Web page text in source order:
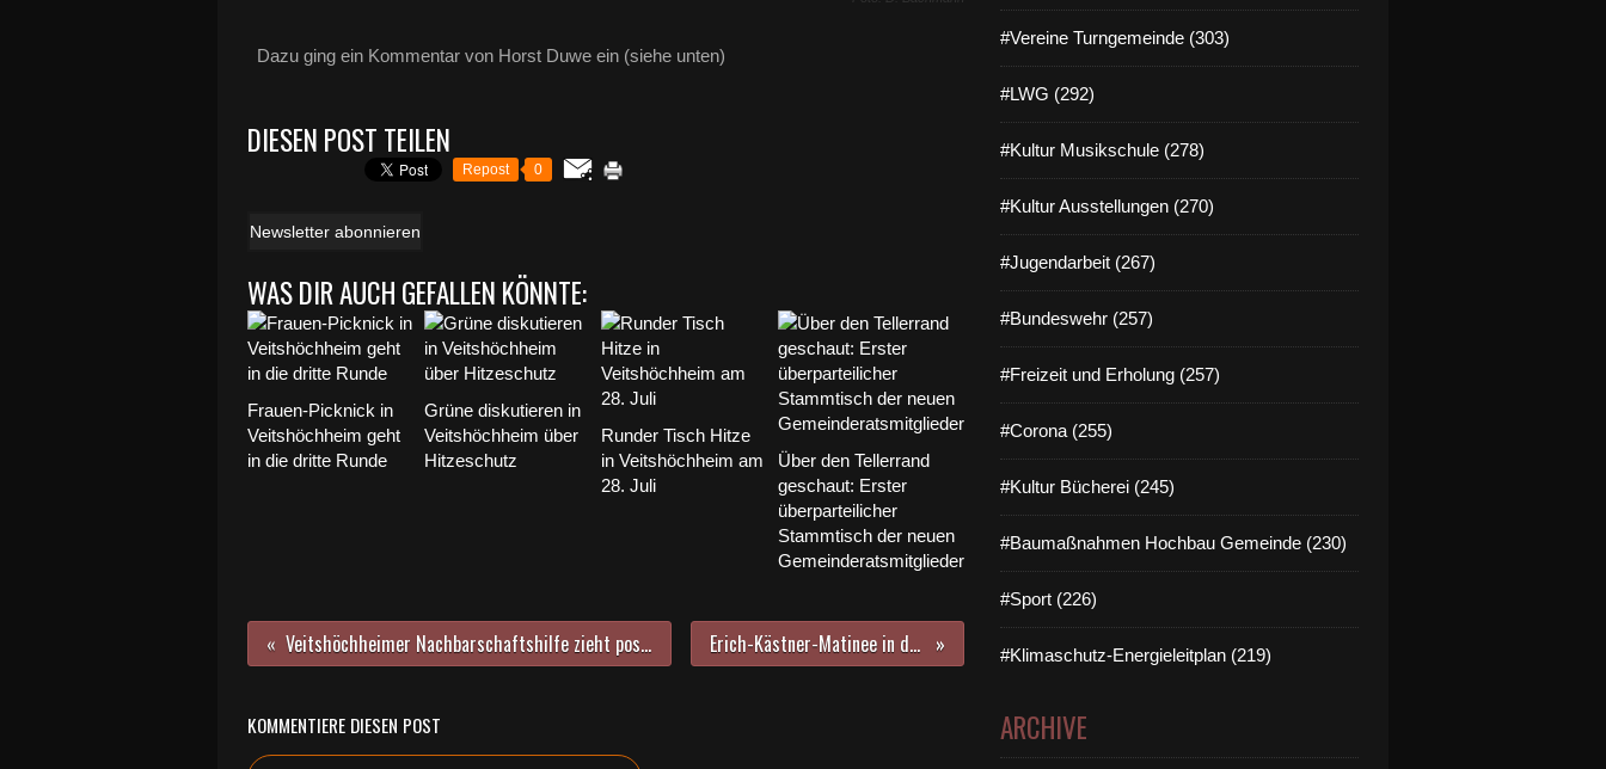
Dazu ging ein Kommentar von Horst Duwe ein (siehe unten)
DIESEN POST TEILEN
Repost 0
Newsletter abonnieren
WAS DIR AUCH GEFALLEN KÖNNTE:
Frauen-Picknick in
Veitshöchheim geht
in die dritte Runde
Grüne diskutieren in
Veitshöchheim über
Hitzeschutz
Runder Tisch Hitze
in Veitshöchheim am
28. Juli
Über den Tellerrand
geschaut: Erster
überparteilicher
Stammtisch der neuen
Gemeinderatsmitglieder
Veitshöchheimer Nachbarschaftshilfe zieht positive Bilanz - neu: Telefonkette für Seniorinnen und Senioren, behinderte oder alleinstehende Menschen Erich-Kästner-Matinee in der Bücherei im Bahnhof: Es gibt nichts Gutes: außer man tut es
KOMMENTIERE DIESEN POST
#Vereine Turngemeinde (303)
#LWG (292)
#Kultur Musikschule (278)
#Kultur Ausstellungen (270)
#Jugendarbeit (267)
#Bundeswehr (257)
#Freizeit und Erholung (257)
#Corona (255)
#Kultur Bücherei (245)
#Baumaßnahmen Hochbau Gemeinde (230)
#Sport (226)
#Klimaschutz-Energieleitplan (219)
ARCHIVE